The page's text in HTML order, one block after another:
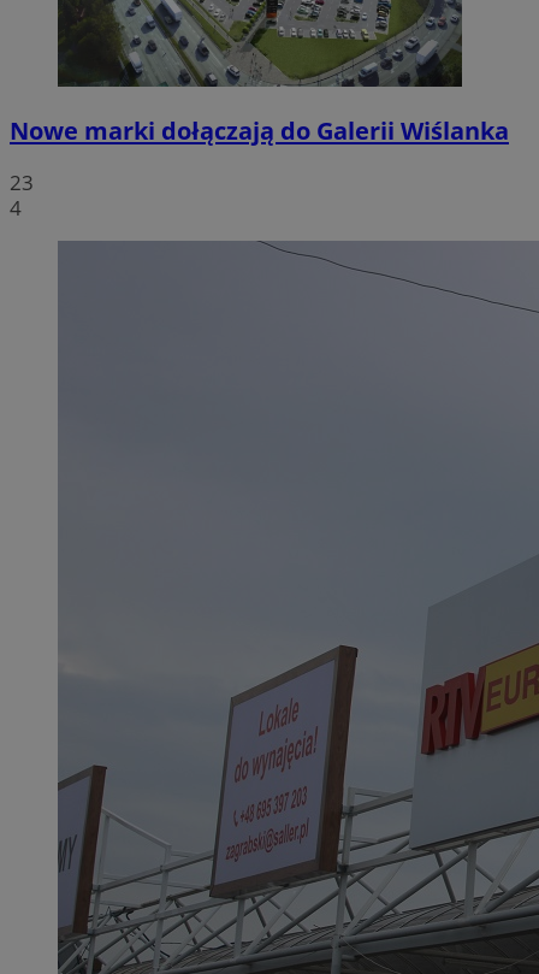
Nowe marki dołączają do Galerii Wiślanka
23
4